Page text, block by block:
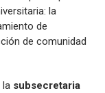
la
de
de comunidad
la subsecretaria